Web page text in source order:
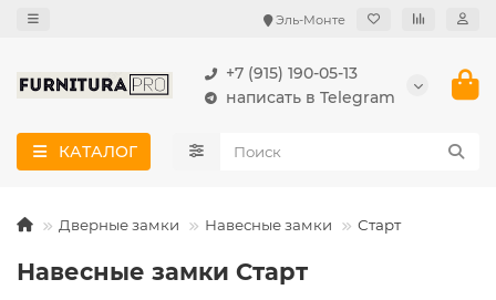
Эль-Монте
+7 (915) 190-05-13
написать в Telegram
КАТАЛОГ
Дверные замки Навесные замки Старт
Навесные замки Старт